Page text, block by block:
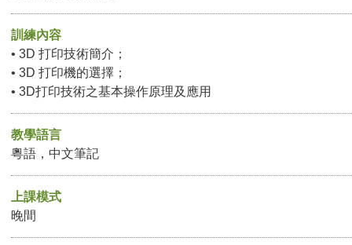
訓練內容
• 3D 打印技術簡介；
• 3D 打印機的選擇；
• 3D打印技術之基本操作原理及應用
教學語言
粵語，中文筆記
上課模式
晚間